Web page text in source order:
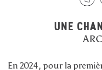
UNE
En 2024, pour la